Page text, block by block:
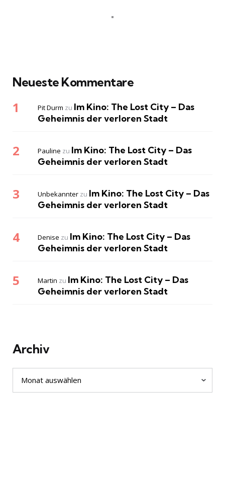
Neueste Kommentare
Pit Durm zu Im Kino: The Lost City – Das
Geheimnis der verloren Stadt
Pauline zu Im Kino: The Lost City – Das
Geheimnis der verloren Stadt
Unbekannter zu Im Kino: The Lost City – Das
Geheimnis der verloren Stadt
Denise zu Im Kino: The Lost City – Das
Geheimnis der verloren Stadt
Martin zu Im Kino: The Lost City – Das
Geheimnis der verloren Stadt
Archiv